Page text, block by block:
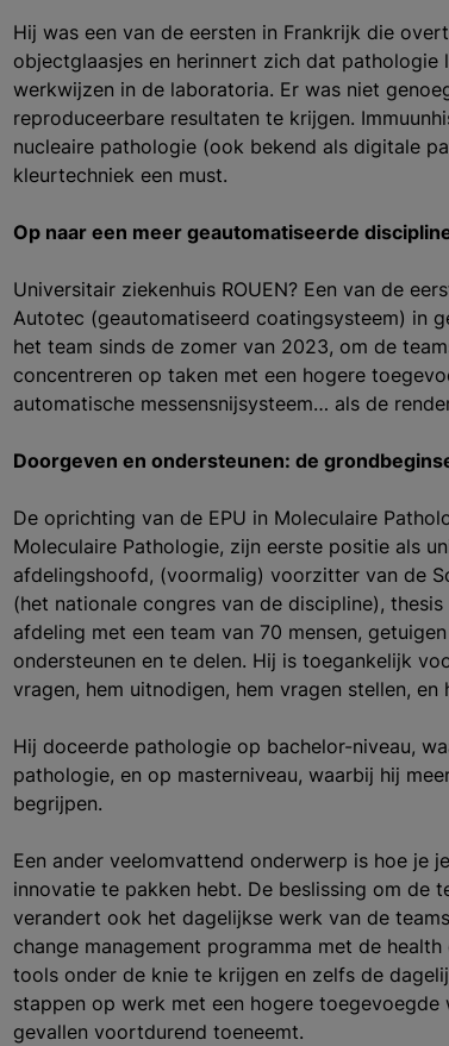
Hij was een van de eersten in Frankrijk die
objectglaasjes en herinnert zich dat
werkwijzen in de laboratoria. Er was niet
reproduceerbare resultaten te krijgen.
nucleaire pathologie (ook bekend als digitale
kleurtechniek een must.
Op naar een meer geautomatiseerde
Universitair ziekenhuis ROUEN? Een van de
Autotec (geautomatiseerd coatingsysteem) in
het team sinds de zomer van 2023, om de
concentreren op taken met een hogere
automatische messensnijsysteem… als de
Doorgeven en ondersteunen: de
De oprichting van de EPU in Moleculaire
Moleculaire Pathologie, zijn eerste positie als
afdelingshoofd, (voormalig) voorzitter van de
(het nationale congres van de discipline),
afdeling met een team van 70 mensen,
ondersteunen en te delen. Hij is toegankelijk
vragen, hem uitnodigen, hem vragen stellen, en
Hij doceerde pathologie op bachelor-niveau,
pathologie, en op masterniveau, waarbij hij
begrijpen.
Een ander veelomvattend onderwerp is hoe je
innovatie te pakken hebt. De beslissing om de
verandert ook het dagelijkse werk van de
change management programma met de
tools onder de knie te krijgen en zelfs de
stappen op werk met een hogere
gevallen voortdurend toeneemt.